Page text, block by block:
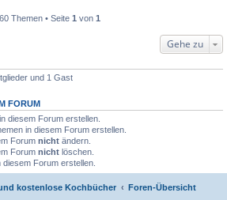
60 Themen • Seite 1 von 1
Gehe zu
und 1 Gast
FORUM
diesem Forum erstellen.
in diesem Forum erstellen.
Forum nicht ändern.
Forum nicht löschen.
diesem Forum erstellen.
kostenlose Kochbücher Foren-Übersicht